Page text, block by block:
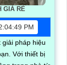
GIÁ RẺ
PM
pháp hiệu
bị